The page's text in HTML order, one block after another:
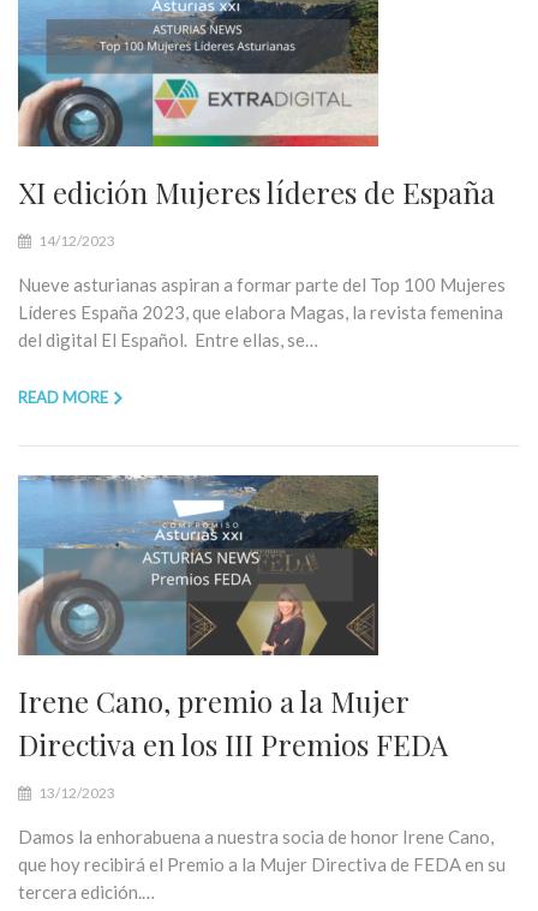
XI edición Mujeres líderes de España
14/12/2023
Nueve asturianas aspiran a formar parte del Top 100 Mujeres
Líderes España 2023, que elabora Magas, la revista femenina
del digital El Español. Entre ellas, se…
READ MORE
Irene Cano, premio a la Mujer
Directiva en los III Premios FEDA
13/12/2023
Damos la enhorabuena a nuestra socia de honor Irene Cano,
que hoy recibirá el Premio a la Mujer Directiva de FEDA en su
tercera edición.…